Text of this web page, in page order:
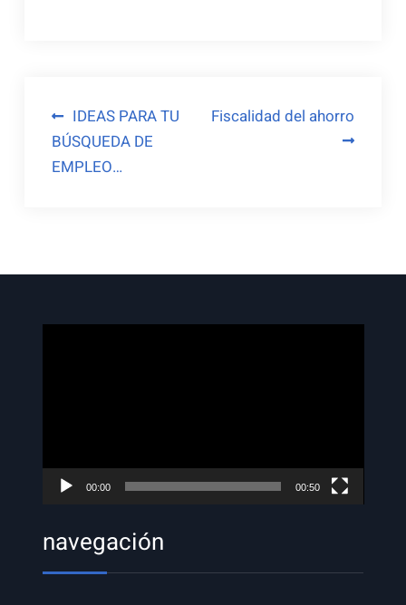
Navegación
de
entradas
IDEAS PARA TU
BÚSQUEDA DE
EMPLEO…
Fiscalidad del ahorro
00:00 00:50
navegación